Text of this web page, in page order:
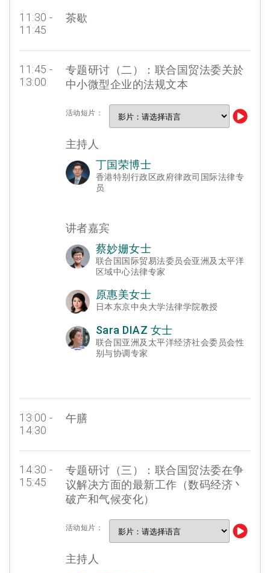
11:30 -
11:45
茶歇
11:45 -
13:00
专题研讨（二）：联合国贸法委关於
中小微型企业的法规文本
活动短片：
主持人
丁国荣博士
香港特别行政区政府律政司国际法律专
员
讲者嘉宾
蔡妙姗女士
联合国国际贸易法委员会亚洲及太平洋
区域中心法律专家
原惠美女士
日本东京中央大学法律学院教授
Sara DIAZ 女士
联合国亚洲及太平洋经济社会委员会性
别与协调专家
13:00 -
14:30
午膳
14:30 -
15:45
专题研讨（三）：联合国贸法委在争
议解决方面的最新工作（数码经济丶
破产和气候变化）
活动短片：
主持人